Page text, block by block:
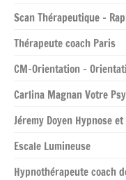
Scan Thérapeutique –
Thérapeute coach Paris
CM-Orientation –
Carlina Magnan Votre
Jéremy Doyen Hypnose
Escale Lumineuse
Hypnothérapeute coach